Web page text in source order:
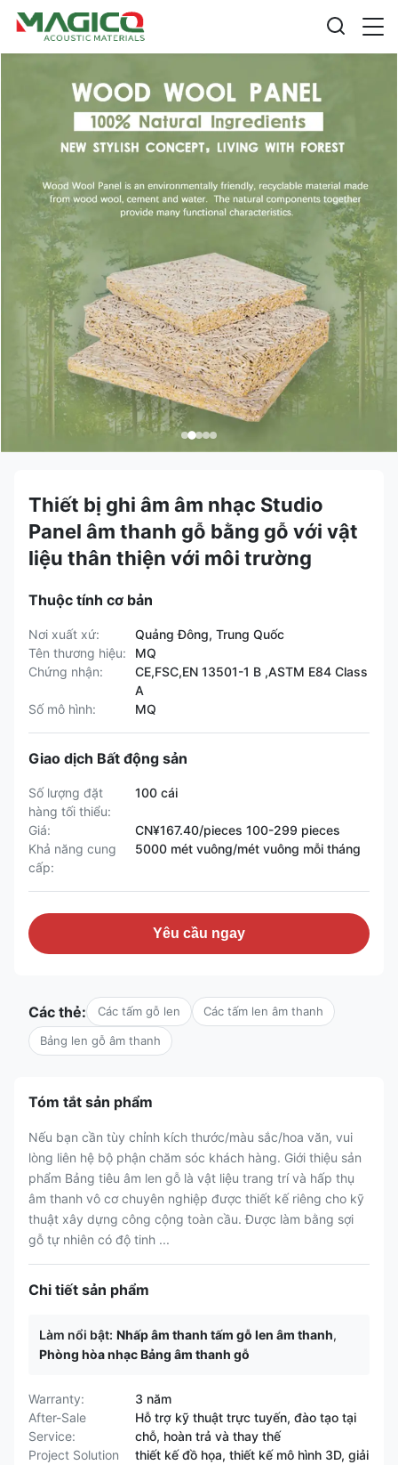
Thiết bị ghi âm âm nhạc Studio
Panel âm thanh gỗ bằng gỗ với vật
liệu thân thiện với môi trường
Thuộc tính cơ bản
Nơi xuất xứ:
Quảng Đông, Trung Quốc
Tên thương hiệu:
MQ
Chứng nhận:
CE,FSC,EN 13501-1 B ,ASTM E84 Class
A
Số mô hình:
MQ
Giao dịch Bất động sản
Số lượng đặt
hàng tối thiểu:
100 cái
Giá:
CN¥167.40/pieces 100-299 pieces
Khả năng cung
cấp:
5000 mét vuông/mét vuông mỗi tháng
Yêu cầu ngay
Các thẻ: Các tấm gỗ len Các tấm len âm thanh
Bảng len gỗ âm thanh
Tóm tắt sản phẩm
Nếu bạn cần tùy chỉnh kích thước/màu sắc/hoa văn, vui
lòng liên hệ bộ phận chăm sóc khách hàng. Giới thiệu sản
phẩm Bảng tiêu âm len gỗ là vật liệu trang trí và hấp thụ
âm thanh vô cơ chuyên nghiệp được thiết kế riêng cho kỹ
thuật xây dựng công cộng toàn cầu. Được làm bằng sợi
gỗ tự nhiên có độ tinh ...
Chi tiết sản phẩm
Làm nổi bật: Nhấp âm thanh tấm gỗ len âm thanh,
Phòng hòa nhạc Bảng âm thanh gỗ
Warranty:
3 năm
After-Sale
Service:
Hỗ trợ kỹ thuật trực tuyến, đào tạo tại
chỗ, hoàn trả và thay thế
Project Solution
thiết kế đồ họa, thiết kế mô hình 3D, giải